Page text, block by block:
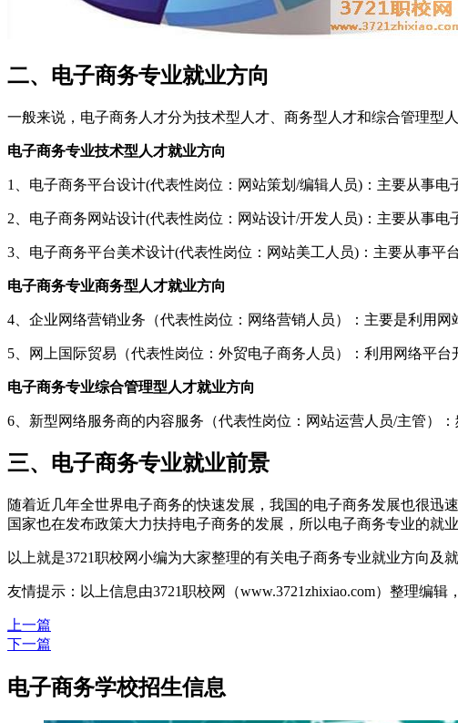
二、电子商务专业就业方向
一般来说，电子商务人才分为技术型人才、商务型人才和综合管理型
电子商务专业技术型人才就业方向
1、电子商务平台设计(代表性岗位：网站策划/编辑人员)：主要从事
2、电子商务网站设计(代表性岗位：网站设计/开发人员)：主要从事
3、电子商务平台美术设计(代表性岗位：网站美工人员)：主要从事平
电子商务专业商务型人才就业方向
4、企业网络营销业务（代表性岗位：网络营销人员）：主要是利用
5、网上国际贸易（代表性岗位：外贸电子商务人员）：利用网络平台
电子商务专业综合管理型人才就业方向
6、新型网络服务商的内容服务（代表性岗位：网站运营人员/主管）
三、电子商务专业就业前景
随着近几年全世界电子商务的快速发展，我国的电子商务发展也很迅
国家也在发布政策大力扶持电子商务的发展，所以电子商务专业的就
以上就是3721职校网小编为大家整理的有关电子商务专业就业方向及
友情提示：以上信息由3721职校网（www.3721zhixiao.com）整理编辑
上一篇
下一篇
电子商务学校招生信息